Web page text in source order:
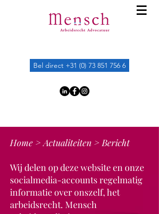
Bel direct +31 (0) 73 851 756 6
Home >Actualiteiten > Bericht
Wij delen op deze website en onze
socialmedia-accounts regelmatig
informatie over onszelf, het
arbeidsrecht. Mensch